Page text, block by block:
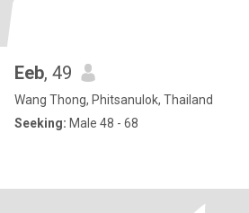
Eeb, 49
Wang Thong, Phitsanulok, Thailand
Seeking: Male 48 - 68